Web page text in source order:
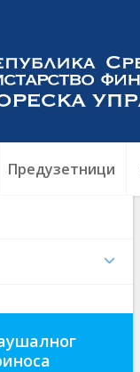
Предузетници